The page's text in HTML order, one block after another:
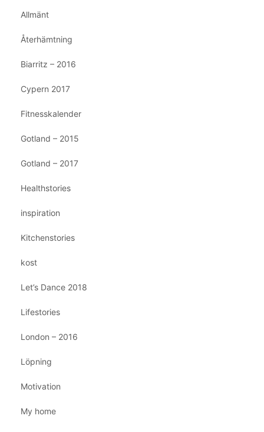
Allmänt
Återhämtning
Biarritz – 2016
Cypern 2017
Fitnesskalender
Gotland – 2015
Gotland – 2017
Healthstories
inspiration
Kitchenstories
kost
Let’s Dance 2018
Lifestories
London – 2016
Löpning
Motivation
My home